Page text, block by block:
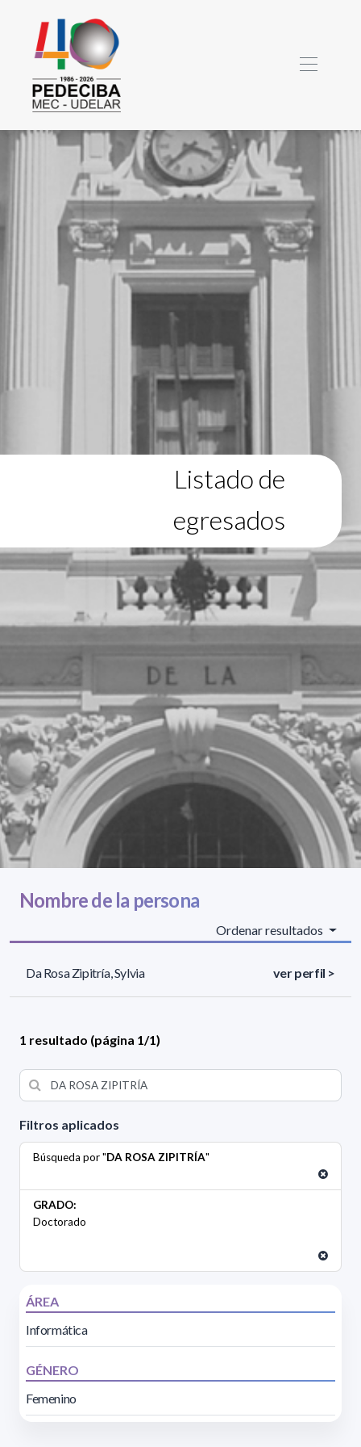
Listado de
egresados
Filtros aplicados
Búsqueda por "DA ROSA ZIPITRÍA"
GRADO:
Doctorado
ÁREA
Informática
GÉNERO
Femenino
Nombre de la persona
Ordenar resultados
Da Rosa Zipitría, Sylvia ver perfil >
1 resultado (página 1/1)